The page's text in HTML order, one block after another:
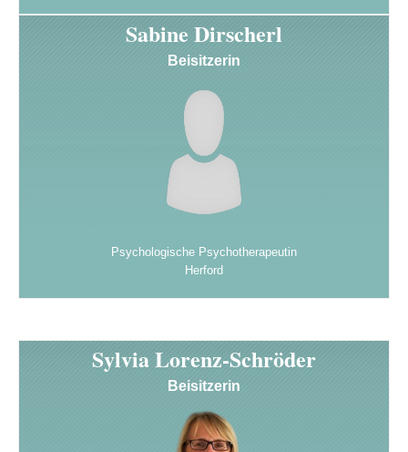
Sabine Dirscherl
Beisitzerin
Psychologische Psychotherapeutin
Herford
Sylvia Lorenz-Schröder
Beisitzerin